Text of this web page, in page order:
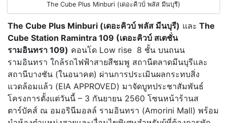
The Cube Plus Minburi (เดอะคิวบ์ พลัส มีนบุรี)
The Cube Plus Minburi (เดอะคิวบ์ พลัส มีนบุรี) และ The
Cube Station Ramintra 109 (เดอะคิวบ์ สเตชั่น
รามอินทรา 109) คอนโด Low rise 8 ชั้น บนถนน
รามอินทรา ใกล้รถไฟฟ้าสายสีชมพู สถานีตลาดมีนบุรีและ
สถานีบางชัน (ในอนาคต) ผ่านการประเมินผลกระทบสิ่ง
แวดล้อมแล้ว (EIA APPROVED) มาจัดบูทประชาสัมพันธ์
โครงการตั้งแต่วันนี้ – 3 กันยายน 2560 โซนหน้าร้านส
ตาร์บัคส์ ณ อมอรินีมอลล์ รามอินทรา (Amorini Mall) พร้อม